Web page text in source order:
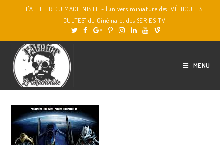
L'ATELIER DU MACHINISTE - l'univers miniature des "VÉHICULES
CULTES" du Cinéma et des SÉRIES TV
MENU